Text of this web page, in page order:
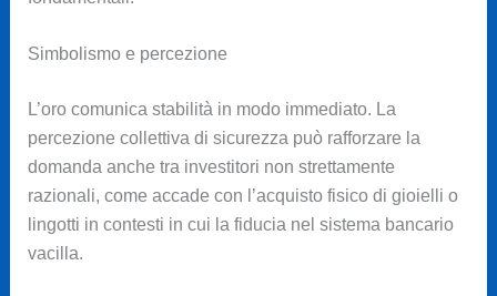
Simbolismo e percezione
L’oro comunica stabilità in modo immediato. La
percezione collettiva di sicurezza può rafforzare la
domanda anche tra investitori non strettamente
razionali, come accade con l’acquisto fisico di gioielli o
lingotti in contesti in cui la fiducia nel sistema bancario
vacilla.